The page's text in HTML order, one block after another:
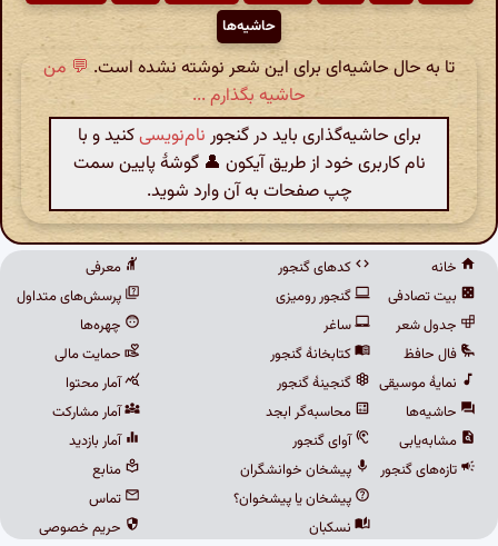
حاشیه‌ها
تا به حال حاشیه‌ای برای این شعر نوشته نشده است. 💬 من
حاشیه بگذارم ...
برای حاشیه‌گذاری باید در گنجور نام‌نویسیکنید و با
نام کاربری خود از طریق آیکون 👤 گوشهٔ پایین سمت
چپ صفحات به آن وارد شوید.
خانه
بیت تصادفی
جدول شعر
فال حافظ
نمایهٔ موسیقی
حاشیه‌ها
مشابه‌یابی
تازه‌های گنجور
کدهای گنجور
گنجور رومیزی
ساغر
کتابخانهٔ گنجور
گنجینهٔ گنجور
محاسبه‌گر ابجد
آوای گنجور
پیشخان خوانشگران
پیشخان یا پیشخوان؟
نسکبان
معرفی
پرسش‌های متداول
چهره‌ها
حمایت مالی
آمار محتوا
آمار مشارکت
آمار بازدید
منابع
تماس
حریم خصوصی